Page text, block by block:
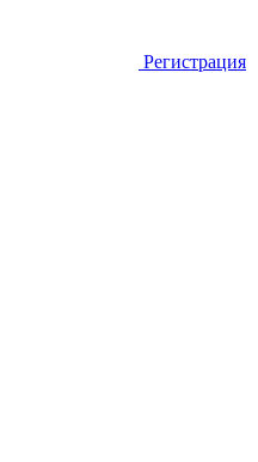
Регистрация